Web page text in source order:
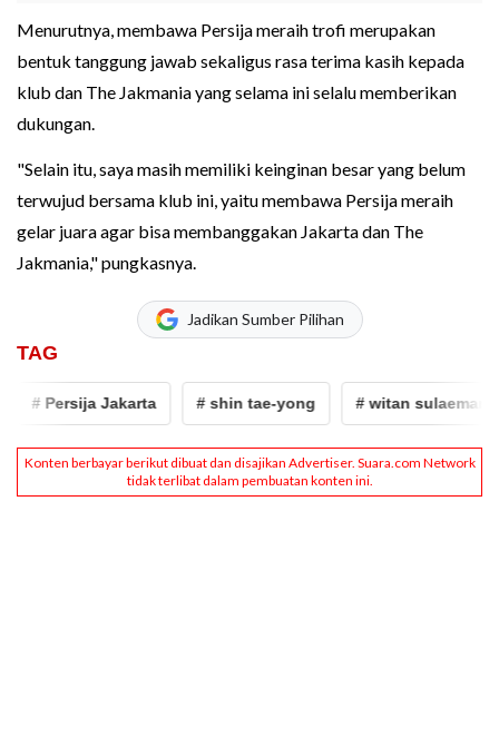
Menurutnya, membawa Persija meraih trofi merupakan
bentuk tanggung jawab sekaligus rasa terima kasih kepada
klub dan The Jakmania yang selama ini selalu memberikan
dukungan.
"Selain itu, saya masih memiliki keinginan besar yang belum
terwujud bersama klub ini, yaitu membawa Persija meraih
gelar juara agar bisa membanggakan Jakarta dan The
Jakmania," pungkasnya.
Jadikan Sumber Pilihan
TAG
# Persija Jakarta # shin tae-yong # witan sulaeman